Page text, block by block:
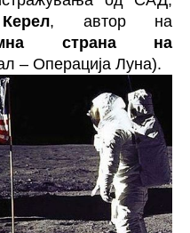
, автор на
страна на
– Операција Луна).